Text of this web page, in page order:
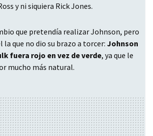
y ni siquiera Rick Jones.
que pretendía realizar Johnson, pero
la que no dio su brazo a torcer: Johnson
fuera rojo en vez de verde, ya que le
mucho más natural.